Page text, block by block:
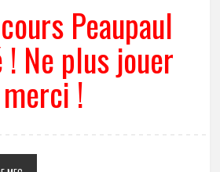
Peaupaul
Ne plus jouer
merci !